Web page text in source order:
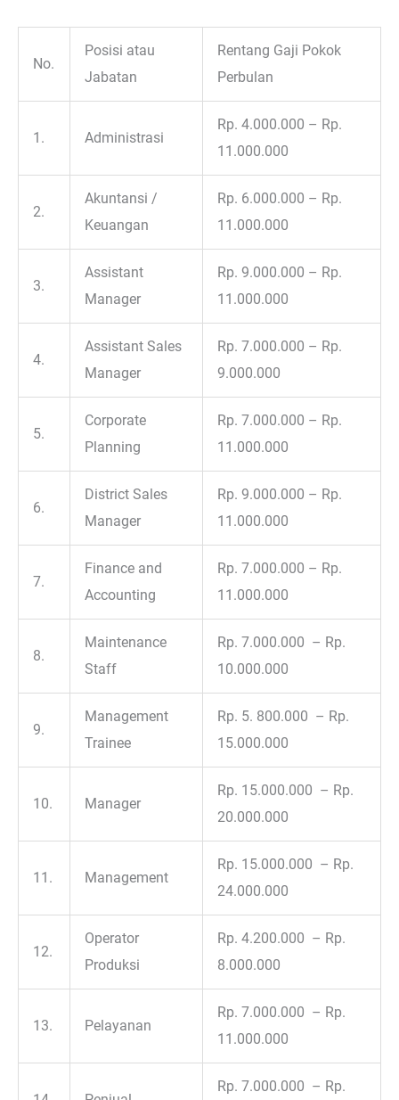
No.
Posisi atau
Jabatan
Rentang Gaji Pokok
Perbulan
1. Administrasi
Rp. 4.000.000 – Rp.
11.000.000
2.
Akuntansi /
Keuangan
Rp. 6.000.000 – Rp.
11.000.000
3.
Assistant
Manager
Rp. 9.000.000 – Rp.
11.000.000
4.
Assistant Sales
Manager
Rp. 7.000.000 – Rp.
9.000.000
5.
Corporate
Planning
Rp. 7.000.000 – Rp.
11.000.000
6.
District Sales
Manager
Rp. 9.000.000 – Rp.
11.000.000
7.
Finance and
Accounting
Rp. 7.000.000 – Rp.
11.000.000
8.
Maintenance
Staff
Rp. 7.000.000 – Rp.
10.000.000
9.
Management
Trainee
Rp. 5. 800.000 – Rp.
15.000.000
10. Manager
Rp. 15.000.000 – Rp.
20.000.000
11. Management
Rp. 15.000.000 – Rp.
24.000.000
12.
Operator
Produksi
Rp. 4.200.000 – Rp.
8.000.000
13. Pelayanan
Rp. 7.000.000 – Rp.
11.000.000
Rp. 7.000.000 – Rp.